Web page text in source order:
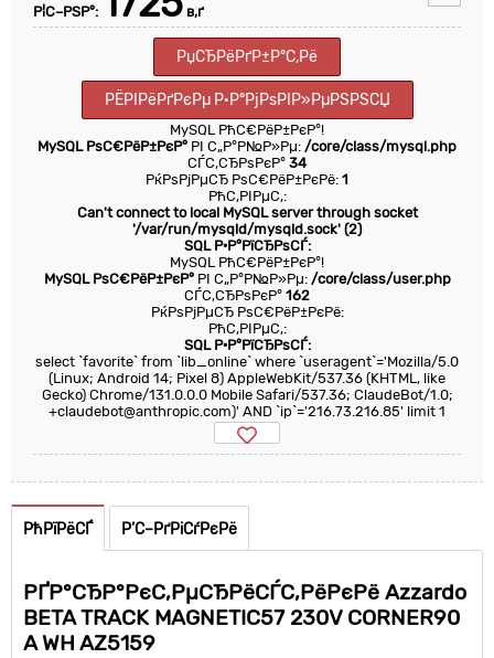
Р¦С–РЅР°: в‚ґ
РџСЂРёРґР±Р°С‚Рё
РЁРІРёРґРєРµ Р·Р°РјРѕРІР»РµРЅРЅСЏ
MySQL РћС€РёР±РєР°!
MySQL РѕС€РёР±РєР° РІ С„Р°Р№Р»Рµ: /core/class/mysql.php
СЃС‚СЂРѕРєР° 34
РќРѕРјРµСЂ РѕС€РёР±РєРё: 1
РћС‚РІРµС‚:
Can't connect to local MySQL server through socket
'/var/run/mysqld/mysqld.sock' (2)
SQL Р·Р°РїСЂРѕСЃ:
MySQL РћС€РёР±РєР°!
MySQL РѕС€РёР±РєР°РІ С„Р°Р№Р»Рµ: /core/class/user.php
СЃС‚СЂРѕРєР° 162
РќРѕРјРµСЂ РѕС€РёР±РєРё:
РћС‚РІРµС‚:
SQL Р·Р°РїСЂРѕСЃ:
select `favorite` from `lib_online` where `useragent`='Mozilla/5.0
(Linux; Android 14; Pixel 8) AppleWebKit/537.36 (KHTML, like
Gecko) Chrome/131.0.0.0 Mobile Safari/537.36; ClaudeBot/1.0;
+claudebot@anthropic.com)' AND `ip`='216.73.216.85' limit 1
РћРїРёСЃ Р’С–РґРіСѓРєРё
РҐР°СЂР°РєС‚РµСЂРёСЃС‚РёРєРё Azzardo
BETA TRACK MAGNETIC57 230V CORNER90
A WH AZ5159